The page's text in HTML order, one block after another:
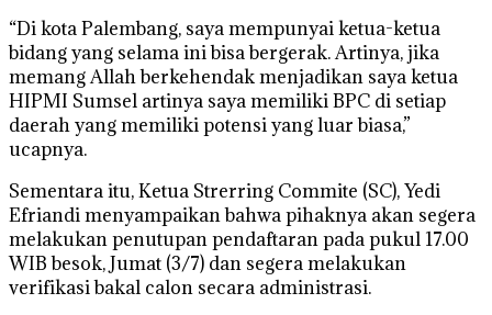
“Di kota Palembang, saya mempunyai ketua-ketua
bidang yang selama ini bisa bergerak. Artinya, jika
memang Allah berkehendak menjadikan saya ketua
HIPMI Sumsel artinya saya memiliki BPC di setiap
daerah yang memiliki potensi yang luar biasa,”
ucapnya.
Sementara itu, Ketua Strerring Commite (SC), Yedi
Efriandi menyampaikan bahwa pihaknya akan segera
melakukan penutupan pendaftaran pada pukul 17.00
WIB besok, Jumat (3/7) dan segera melakukan
verifikasi bakal calon secara administrasi.